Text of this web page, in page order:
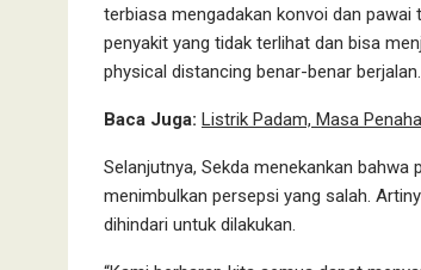
terbiasa mengadakan konvoi dan pawai
penyakit yang tidak terlihat dan bisa
physical distancing benar-benar
Baca Juga: Listrik Padam, Masa
Selanjutnya, Sekda menekankan
menimbulkan persepsi yang salah.
dihindari untuk dilakukan.